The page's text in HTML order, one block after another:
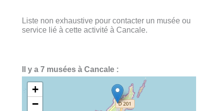
Liste non exhaustive pour contacter un musée ou
service lié à cette activité à Cancale.
Il y a 7 musées à Cancale :
+
−